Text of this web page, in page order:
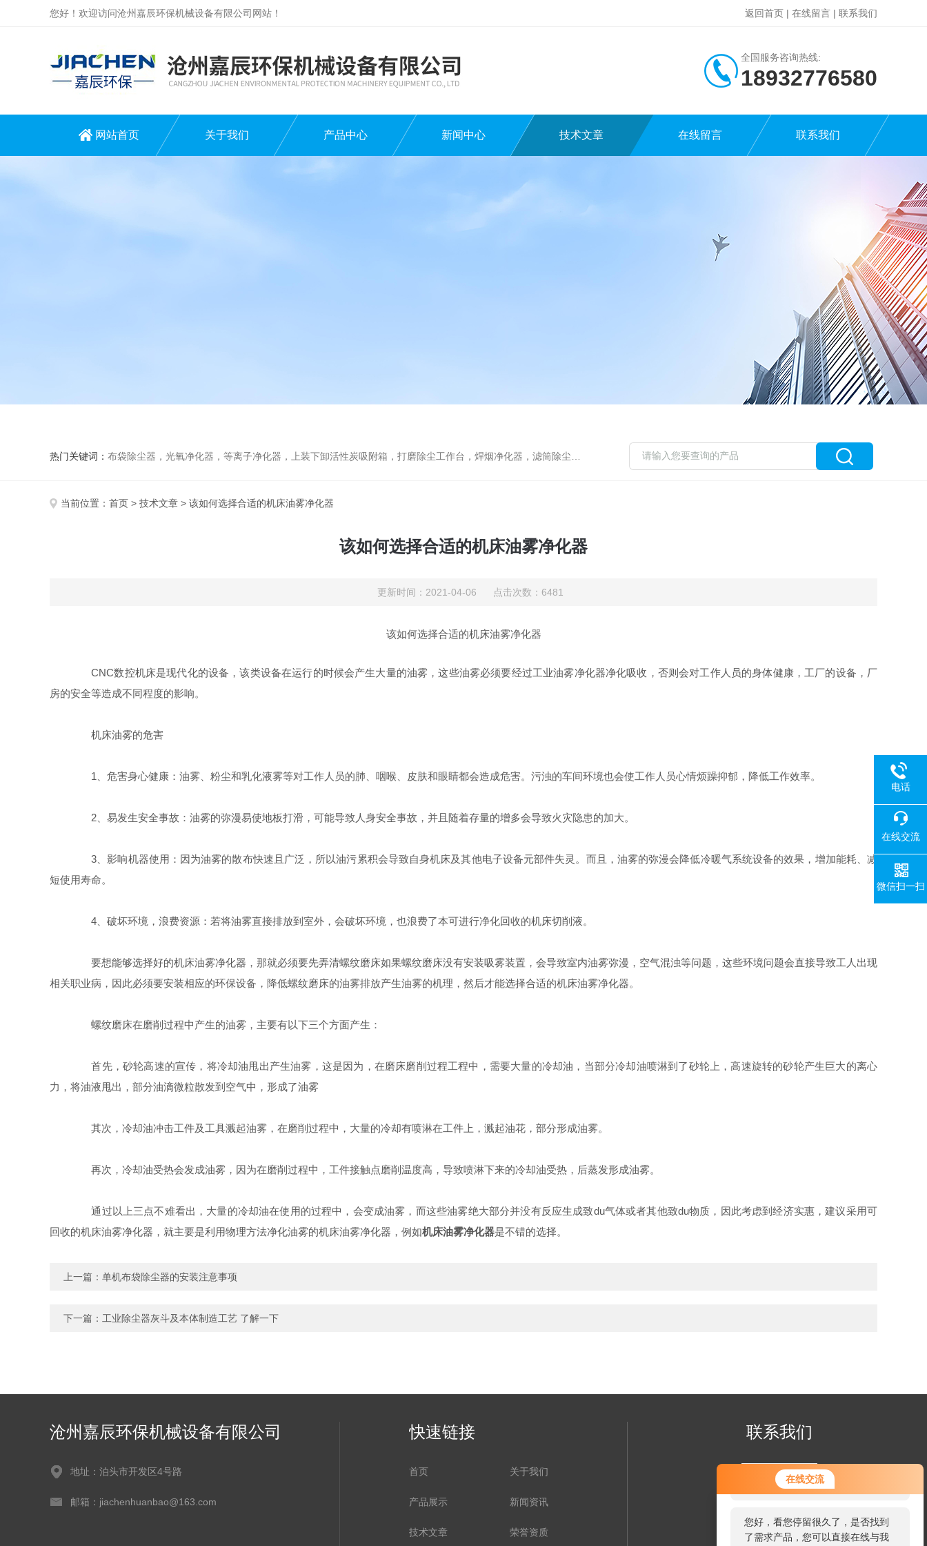
在线交流
您好！欢迎前来咨询，很高兴为您
服务，请问您要咨询什么问题呢？
您好，看您停留很久了，是否找到
了需求产品，您可以直接在线与我
您好！欢迎访问沧州嘉辰环保机械设备有限公司网站！ 返回首页 | 在线留言 | 联系我们
全国服务咨询热线:
18932776580
网站首页 关于我们 产品中心 新闻中心 技术文章 在线留言 联系我们
热门关键词： 布袋除尘器，光氧净化器，等离子净化器，上装下卸活性炭吸附箱，打磨除尘工作台，焊烟净化器，滤筒除尘器，旋风除尘器，除尘设备配件，喷淋塔
当前位置： 首页 > 技术文章 > 该如何选择合适的机床油雾净化器
该如何选择合适的机床油雾净化器
更新时间：2021-04-06 点击次数：6481
该如何选择合适的机床油雾净化器
CNC数控机床是现代化的设备，该类设备在运行的时候会产生大量的油雾，这些油雾必须要经过工业油雾净化器净化吸收，否则会对工作人员的身体健康，工厂的设备，厂
房的安全等造成不同程度的影响。
机床油雾的危害
1、危害身心健康：油雾、粉尘和乳化液雾等对工作人员的肺、咽喉、皮肤和眼睛都会造成危害。污浊的车间环境也会使工作人员心情烦躁抑郁，降低工作效率。
2、易发生安全事故：油雾的弥漫易使地板打滑，可能导致人身安全事故，并且随着存量的增多会导致火灾隐患的加大。
3、影响机器使用：因为油雾的散布快速且广泛，所以油污累积会导致自身机床及其他电子设备元部件失灵。而且，油雾的弥漫会降低冷暖气系统设备的效果，增加能耗、减
短使用寿命。
4、破坏环境，浪费资源：若将油雾直接排放到室外，会破坏环境，也浪费了本可进行净化回收的机床切削液。
要想能够选择好的机床油雾净化器，那就必须要先弄清螺纹磨床如果螺纹磨床没有安装吸雾装置，会导致室内油雾弥漫，空气混浊等问题，这些环境问题会直接导致工人出现
相关职业病，因此必须要安装相应的环保设备，降低螺纹磨床的油雾排放产生油雾的机理，然后才能选择合适的机床油雾净化器。
螺纹磨床在磨削过程中产生的油雾，主要有以下三个方面产生：
首先，砂轮高速的宣传，将冷却油甩出产生油雾，这是因为，在磨床磨削过程工程中，需要大量的冷却油，当部分冷却油喷淋到了砂轮上，高速旋转的砂轮产生巨大的离心
力，将油液甩出，部分油滴微粒散发到空气中，形成了油雾
其次，冷却油冲击工件及工具溅起油雾，在磨削过程中，大量的冷却有喷淋在工件上，溅起油花，部分形成油雾。
再次，冷却油受热会发成油雾，因为在磨削过程中，工件接触点磨削温度高，导致喷淋下来的冷却油受热，后蒸发形成油雾。
通过以上三点不难看出，大量的冷却油在使用的过程中，会变成油雾，而这些油雾绝大部分并没有反应生成致du气体或者其他致du物质，因此考虑到经济实惠，建议采用可
回收的机床油雾净化器，就主要是利用物理方法净化油雾的机床油雾净化器，例如机床油雾净化器是不错的选择。
上一篇： 单机布袋除尘器的安装注意事项
下一篇： 工业除尘器灰斗及本体制造工艺 了解一下
沧州嘉辰环保机械设备有限公司
地址：泊头市开发区4号路
邮箱：jiachenhuanbao@163.com
快速链接
首页 关于我们
产品展示 新闻资讯
技术文章 荣誉资质
联系我们
电话
在线交流
微信扫一扫